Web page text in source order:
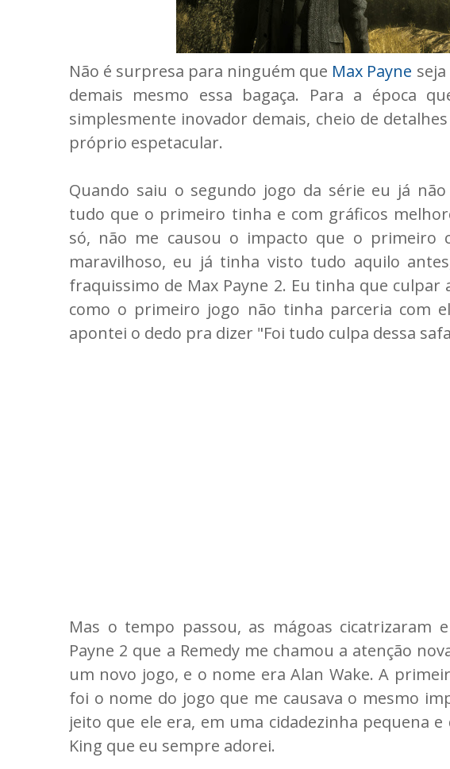
Não é surpresa para ninguém que Max Payne
demais mesmo essa bagaça. Para a época
simplesmente inovador demais, cheio de
próprio espetacular.
Quando saiu o segundo jogo da série eu já
tudo que o primeiro tinha e com gráficos
só, não me causou o impacto que o primeiro
maravilhoso, eu já tinha visto tudo aquilo
fraquissimo de Max Payne 2. Eu tinha que
como o primeiro jogo não tinha parceria com
apontei o dedo pra dizer "Foi tudo culpa dessa
Mas o tempo passou, as mágoas cicatrizaram
Payne 2 que a Remedy me chamou a atenção
um novo jogo, e o nome era Alan Wake. A
foi o nome do jogo que me causava o mesmo
jeito que ele era, em uma cidadezinha pequena
King que eu sempre adorei.